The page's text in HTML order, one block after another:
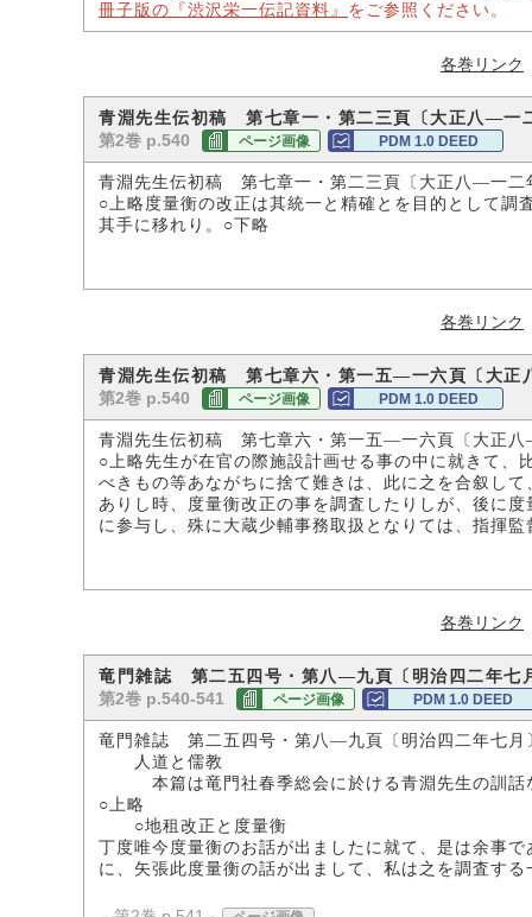
冊子版の『渋沢栄一伝記資料』 をご参照ください。
各巻リンク
青淵先生伝初稿 第七章一・第二三頁〔大正八―一
第2巻 p.540 ページ画像 PDM 1.0 DEED
青淵先生伝初稿 第七章一・第二三頁〔大正八―一二
○上略度量衡の改正は其統一と精確とを目的として
其手に移れり。○下略
各巻リンク
青淵先生伝初稿 第七章六・第一五―一六頁〔大正
第2巻 p.540 ページ画像 PDM 1.0 DEED
青淵先生伝初稿 第七章六・第一五―一六頁〔大正
○上略先生が在官の際施設計画せる事の中に就きて
べきもの等あながちに捨て難きは、此に之を合叙し
ありし時、度量衡改正の事を調査したりしが、後に
に参与し、殊に大蔵少輔事務取扱となりては、指揮
各巻リンク
竜門雑誌 第二五四号・第八―九頁〔明治四二年
第2巻 p.540-541 ページ画像 PDM 1.0 DEED
竜門雑誌 第二五四号・第八―九頁〔明治四二年七月
人道と儒教
本篇は竜門社春季総会に於ける青淵先生の訓話
○上略
○地租改正と度量衡
丁度唯今度量衡のお話が出ましたに就て、是は余事
に、矢張此度量衡の話が出まして、私は之を調査す